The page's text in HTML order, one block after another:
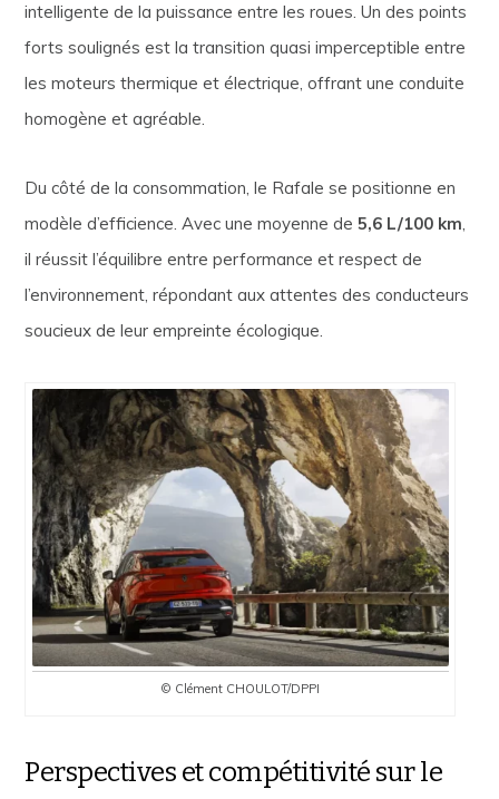
intelligente de la puissance entre les roues. Un des points
forts soulignés est la transition quasi imperceptible entre
les moteurs thermique et électrique, offrant une conduite
homogène et agréable.
Du côté de la consommation, le Rafale se positionne en
modèle d’efficience. Avec une moyenne de5,6 L/100 km,
il réussit l’équilibre entre performance et respect de
l’environnement, répondant aux attentes des conducteurs
soucieux de leur empreinte écologique.
© Clément CHOULOT/DPPI
Perspectives et compétitivité sur le